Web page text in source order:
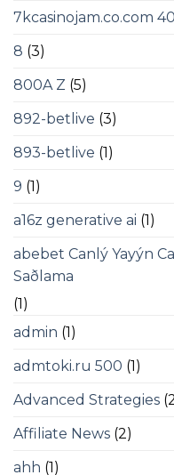
7kcasinojam.co.com
8 (3)
800A Z (5)
892-betlive (3)
893-betlive (1)
9 (1)
a16z generative ai (1)
abebet Canlý Yayýn
Saðlama
(1)
admin (1)
admtoki.ru 500 (1)
Advanced Strategies
Affiliate News (2)
ahh (1)